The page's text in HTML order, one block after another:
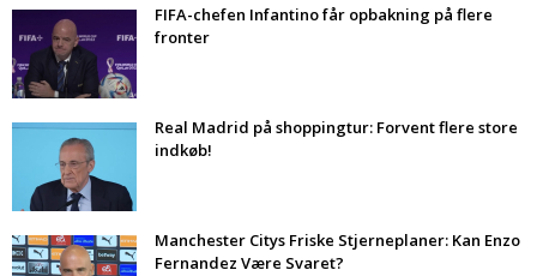
FIFA-chefen Infantino får opbakning på flere
fronter
Real Madrid på shoppingtur: Forvent flere store
indkøb!
Manchester Citys Friske Stjerneplaner: Kan Enzo
Fernandez Være Svaret?